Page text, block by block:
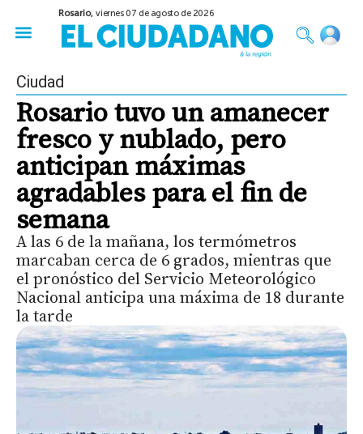
Rosario,viernes 07 de agosto de 2026
Ciudad
Rosario tuvo un amanecer
fresco y nublado, pero
anticipan máximas
agradables para el fin de
semana
A las 6 de la mañana, los termómetros
marcaban cerca de 6 grados, mientras que
el pronóstico del Servicio Meteorológico
Nacional anticipa una máxima de 18 durante
la tarde